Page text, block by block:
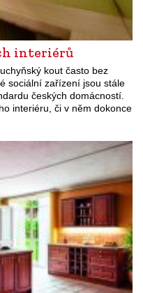
interiérů
kout často bez
sociální zařízení jsou stále
českých domácností.
interiéru, či v něm dokonce